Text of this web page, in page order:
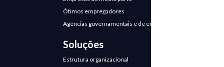
Ótimos empregadores
Agências governamentais e de emprego
Soluções
Estrutura organizacional